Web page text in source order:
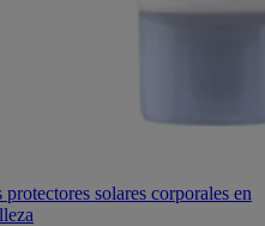
solares corporales en